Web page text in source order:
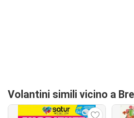
Volantini simili vicino a